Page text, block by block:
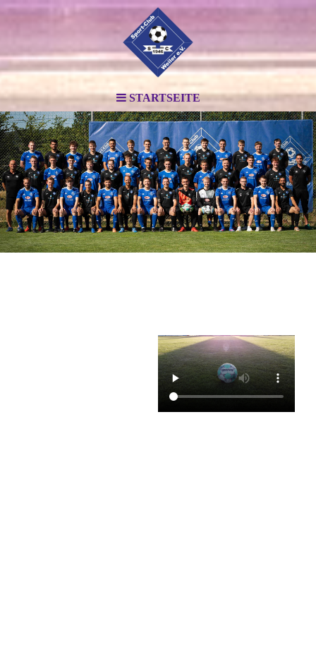
STARTSEITE
.